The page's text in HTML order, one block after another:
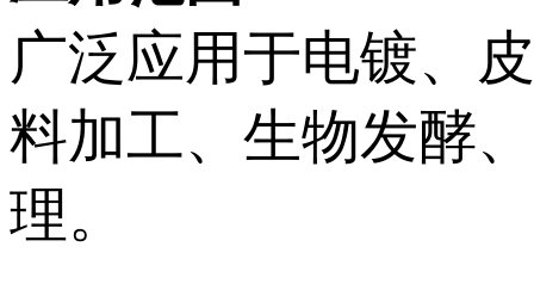
广泛应用于电镀、
料加工、生物发酵
理。